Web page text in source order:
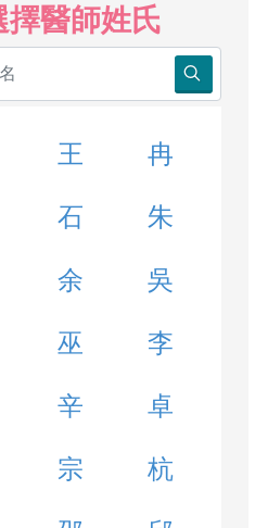
醫師姓氏
王 冉
石 朱
余 吳
巫 李
辛 卓
宗 杭